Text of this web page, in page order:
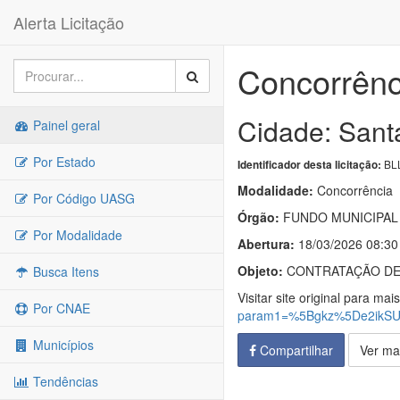
Alerta Licitação
Painel geral
Por Estado
Por Código UASG
Por Modalidade
Busca Itens
Por CNAE
Municípios
Tendências
Cidade:
Identificador desta licitação:
Modalidade: Concorrência
Órgão: FUNDO
Abertura: 18/03/2026 08:30
Objeto: CONTRATAÇÃO
Visitar site original para
Compartilhar
Ver